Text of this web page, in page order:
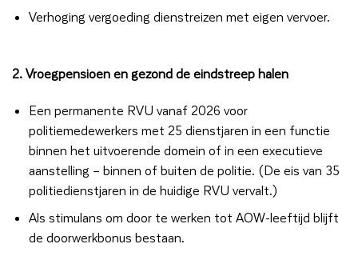
Verhoging vergoeding dienstreizen met eigen vervoer.
2. Vroegpensioen en gezond de eindstreep halen
Een permanente RVU vanaf 2026 voor
politiemedewerkers met 25 dienstjaren in een functie
binnen het uitvoerende domein of in een executieve
aanstelling – binnen of buiten de politie. (De eis van 35
politiedienstjaren in de huidige RVU vervalt.)
Als stimulans om door te werken tot AOW-leeftijd blijft
de doorwerkbonus bestaan.